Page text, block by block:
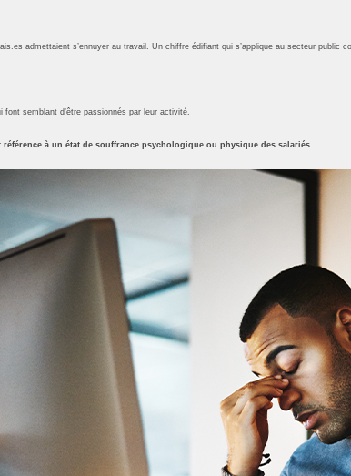
admettaient s’ennuyer au travail. Un chiffre édifiant qui s’applique au secteur public
font semblant d’être passionnés par leur activité.
à un état de souffrance psychologique ou physique des salariés